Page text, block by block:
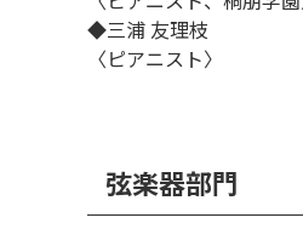
◆三浦 友理枝
〈ピアニスト〉
弦楽器部門